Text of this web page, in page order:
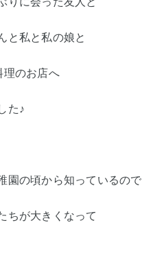
と私と私の娘と
理のお店へ
た♪
園の頃から知っているので
ちが大きくなって